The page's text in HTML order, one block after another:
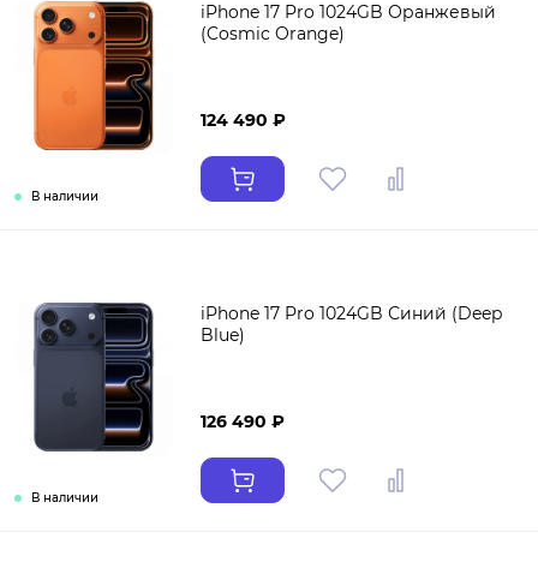
В наличии
iPhone 17 Pro 1024GB Оранжевый
(Cosmic Orange)
124 490 ₽
В наличии
iPhone 17 Pro 1024GB Синий (Deep
Blue)
126 490 ₽